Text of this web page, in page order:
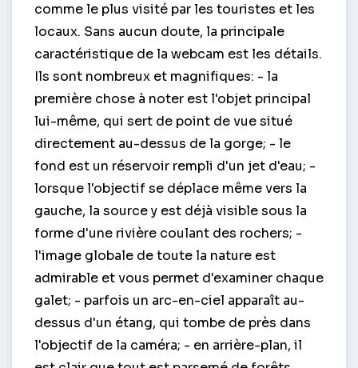
comme le plus visité par les touristes et les
locaux. Sans aucun doute, la principale
caractéristique de la webcam est les détails.
Ils sont nombreux et magnifiques: - la
première chose à noter est l'objet principal
lui-même, qui sert de point de vue situé
directement au-dessus de la gorge; - le
fond est un réservoir rempli d'un jet d'eau; -
lorsque l'objectif se déplace même vers la
gauche, la source y est déjà visible sous la
forme d'une rivière coulant des rochers; -
l'image globale de toute la nature est
admirable et vous permet d'examiner chaque
galet; - parfois un arc-en-ciel apparaît au-
dessus d'un étang, qui tombe de près dans
l'objectif de la caméra; - en arrière-plan, il